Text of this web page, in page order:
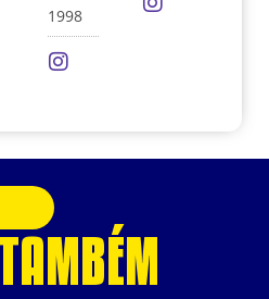
1998